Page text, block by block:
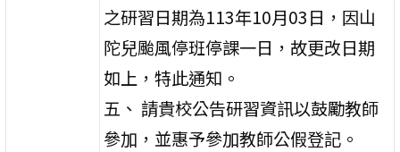
之研習日期為113年10月03日，因山
陀兒颱風停班停課一日，故更改日期
如上，特此通知。
五、 請貴校公告研習資訊以鼓勵教師
參加，並惠予參加教師公假登記。